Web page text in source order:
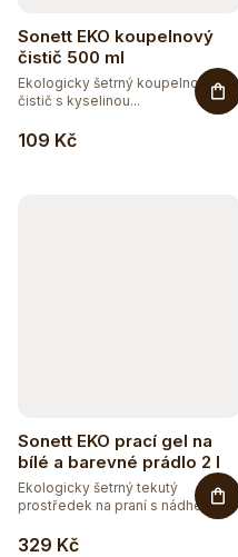
u
k
t
ů
r
o
d
u
Sonett EKO koupelnový
čistič 500 ml
109 Kč
Ekologicky šetrný koupelnový
čistič s kyselinou...
Sonett EKO prací gel na
bílé a barevné prádlo 2 l
329 Kč
Ekologicky šetrný tekutý
prostředek na praní s nádhernou